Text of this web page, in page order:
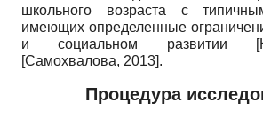
школьного возраста с
имеющих определенные
и социальном развитии
[
[Самохвалова, 2013].
Процедура